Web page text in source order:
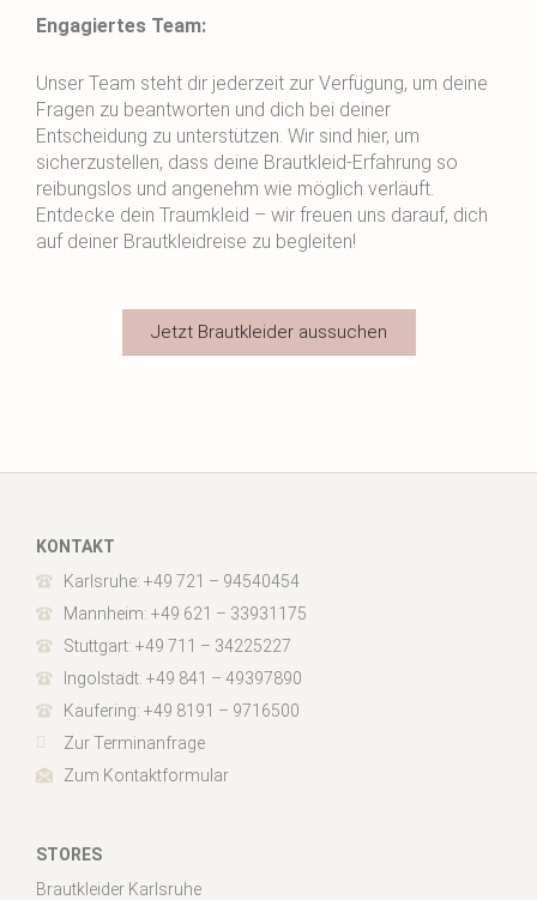
Engagiertes Team:
Unser Team steht dir jederzeit zur Verfügung, um deine
Fragen zu beantworten und dich bei deiner
Entscheidung zu unterstützen. Wir sind hier, um
sicherzustellen, dass deine Brautkleid-Erfahrung so
reibungslos und angenehm wie möglich verläuft.
Entdecke dein Traumkleid – wir freuen uns darauf, dich
auf deiner Brautkleidreise zu begleiten!
Jetzt Brautkleider aussuchen
KONTAKT
Karlsruhe: +49 721 – 94540454
Mannheim: +49 621 – 33931175
Stuttgart: +49 711 – 34225227
Ingolstadt: +49 841 – 49397890
Kaufering: +49 8191 – 9716500
Zur Terminanfrage
Zum Kontaktformular
STORES
Brautkleider Karlsruhe